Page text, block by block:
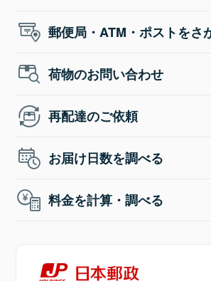
郵便局・ATM・ポストをさ
荷物のお問い合わせ
再配達のご依頼
お届け日数を調べる
料金を計算・調べる